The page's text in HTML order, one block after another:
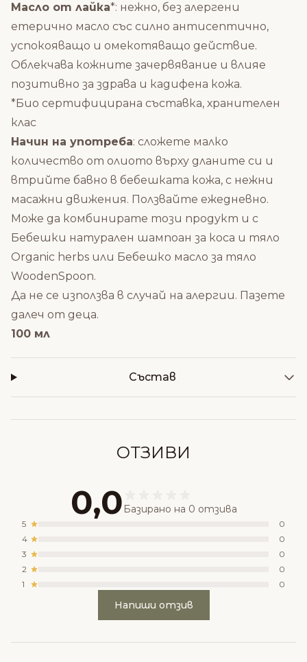
Масло от лайка*: нежно, без алергени
етерично масло със силно антисептично,
успокояващо и омекотяващо действие.
Облекчава кожните зачервявание и влияе
позитивно за здрава и кадифена кожа.
*Био сертифицирана съставка, хранителен
клас
Начин на употреба: сложете малко
количество от олиото върху дланите си и
втрийте бавно в бебешката кожа, с нежни
масажни движения. Ползвайте ежедневно.
Може да комбинирате този продукт и с
Бебешки натурален шампоан за коса и тяло
Organic herbs или Бебешко масло за тяло
WoodenSpoon.
Да не се използва в случай на алергии. Пазете
далеч от деца.
100 мл
Състав
ОТЗИВИ
0,0 Базирано на 0 отзива
5
0
4
0
3
0
2
0
1
0
Напиши отзив